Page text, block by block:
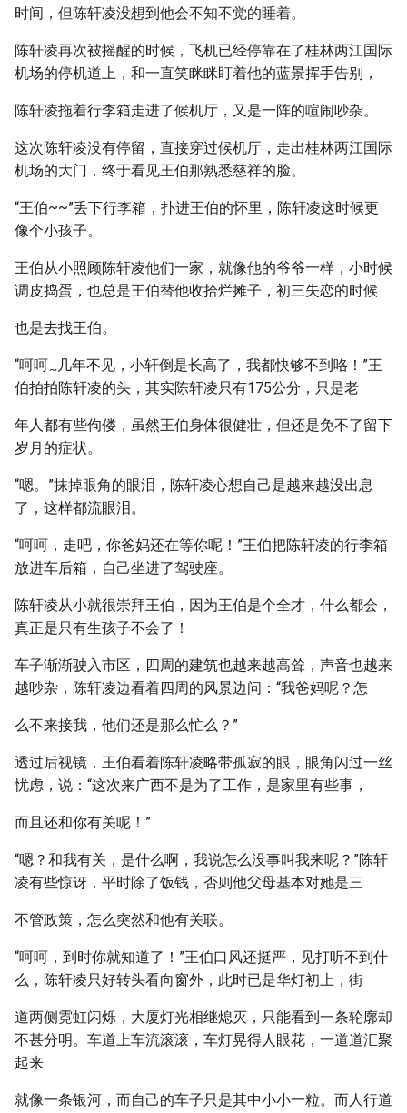
时间，但陈轩凌没想到他会不知不觉的睡着。
陈轩凌再次被摇醒的时候，飞机已经停靠在了桂林两江国际
机场的停机道上，和一直笑眯眯盯着他的蓝景挥手告别，
陈轩凌拖着行李箱走进了候机厅，又是一阵的喧闹吵杂。
这次陈轩凌没有停留，直接穿过候机厅，走出桂林两江国际
机场的大门，终于看见王伯那熟悉慈祥的脸。
“王伯~~”丢下行李箱，扑进王伯的怀里，陈轩凌这时候更
像个小孩子。
王伯从小照顾陈轩凌他们一家，就像他的爷爷一样，小时候
调皮捣蛋，也总是王伯替他收拾烂摊子，初三失恋的时候
也是去找王伯。
“呵呵~几年不见，小轩倒是长高了，我都快够不到咯！”王
伯拍拍陈轩凌的头，其实陈轩凌只有175公分，只是老
年人都有些佝偻，虽然王伯身体很健壮，但还是免不了留下
岁月的症状。
“嗯。”抹掉眼角的眼泪，陈轩凌心想自己是越来越没出息
了，这样都流眼泪。
“呵呵，走吧，你爸妈还在等你呢！”王伯把陈轩凌的行李箱
放进车后箱，自己坐进了驾驶座。
陈轩凌从小就很崇拜王伯，因为王伯是个全才，什么都会，
真正是只有生孩子不会了！
车子渐渐驶入市区，四周的建筑也越来越高耸，声音也越来
越吵杂，陈轩凌边看着四周的风景边问：“我爸妈呢？怎
么不来接我，他们还是那么忙么？”
透过后视镜，王伯看着陈轩凌略带孤寂的眼，眼角闪过一丝
忧虑，说：“这次来广西不是为了工作，是家里有些事，
而且还和你有关呢！”
“嗯？和我有关，是什么啊，我说怎么没事叫我来呢？”陈轩
凌有些惊讶，平时除了饭钱，否则他父母基本对她是三
不管政策，怎么突然和他有关联。
“呵呵，到时你就知道了！”王伯口风还挺严，见打听不到什
么，陈轩凌只好转头看向窗外，此时已是华灯初上，街
道两侧霓虹闪烁，大厦灯光相继熄灭，只能看到一条轮廓却
不甚分明。车道上车流滚滚，车灯晃得人眼花，一道道汇聚
起来
就像一条银河，而自己的车子只是其中小小一粒。而人行道